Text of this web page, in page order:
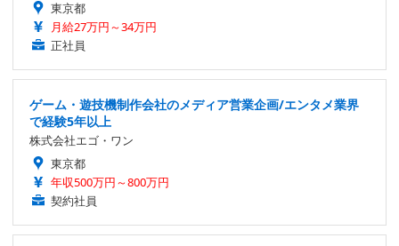
東京都
月給27万円～34万円
正社員
ゲーム・遊技機制作会社のメディア営業企画/エンタメ業界
で経験5年以上
株式会社エゴ・ワン
東京都
年収500万円～800万円
契約社員